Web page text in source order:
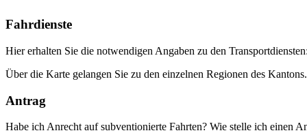
Fahrdienste
Hier erhalten Sie die notwendigen Angaben zu den
Über die Karte gelangen Sie zu den einzelnen Regionen des Kantons.
Antrag
Habe ich Anrecht auf subventionierte Fahrten? Wie stelle ich einen